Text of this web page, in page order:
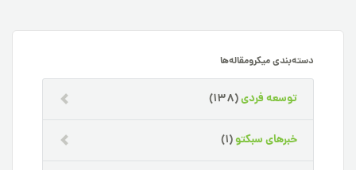
دسته‌بندی میکرومقاله‌ها
توسعه فردی(138)
خبرهای سبکتو(1)